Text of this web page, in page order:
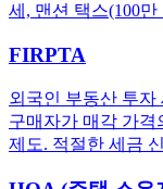
세, 맨션 택스(100
FIRPTA
외국인 부동산 투자
구매자가 매각 가격
제도. 적절한 세금